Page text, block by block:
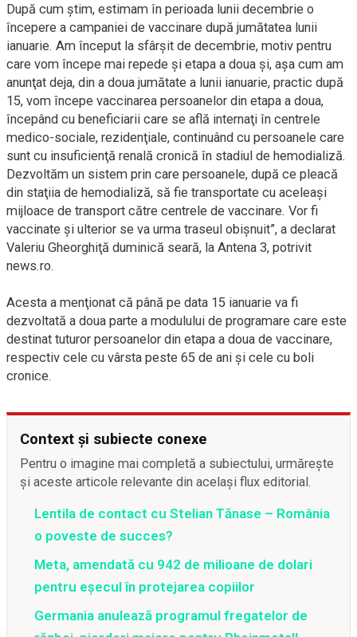
După cum ştim, estimam în perioada lunii decembrie o
începere a campaniei de vaccinare după jumătatea lunii
ianuarie. Am început la sfârşit de decembrie, motiv pentru
care vom începe mai repede şi etapa a doua şi, aşa cum am
anunţat deja, din a doua jumătate a lunii ianuarie, practic după
15, vom începe vaccinarea persoanelor din etapa a doua,
începând cu beneficiarii care se află internaţi în centrele
medico-sociale, rezidenţiale, continuând cu persoanele care
sunt cu insuficienţă renală cronică în stadiul de hemodializă.
Dezvoltăm un sistem prin care persoanele, după ce pleacă
din staţiia de hemodializă, să fie transportate cu aceleaşi
mijloace de transport către centrele de vaccinare. Vor fi
vaccinate şi ulterior se va urma traseul obişnuit”, a declarat
Valeriu Gheorghiţă duminică seară, la Antena 3, potrivit
news.ro.
Acesta a menţionat că până pe data 15 ianuarie va fi
dezvoltată a doua parte a modulului de programare care este
destinat tuturor persoanelor din etapa a doua de vaccinare,
respectiv cele cu vârsta peste 65 de ani şi cele cu boli
cronice.
Context și subiecte conexe
Pentru o imagine mai completă a subiectului, urmărește
și aceste articole relevante din același flux editorial.
Lentila de contact cu Stelian Tănase – România
o poveste de succes?
Meta, amendată cu 942 de milioane de dolari
pentru eșecul în protejarea copiilor
Germania anulează programul fregatelor de